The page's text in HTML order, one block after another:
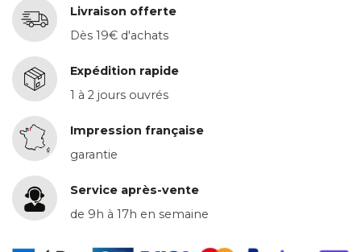
Livraison offerte
Dès 19€ d'achats
Expédition rapide
1 à 2 jours ouvrés
Impression française
garantie
Service après-vente
de 9h à 17h en semaine